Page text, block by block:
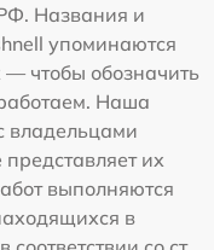
Названия и
упоминаются
чтобы обозначить
Наша
владельцами
их
выполняются
в